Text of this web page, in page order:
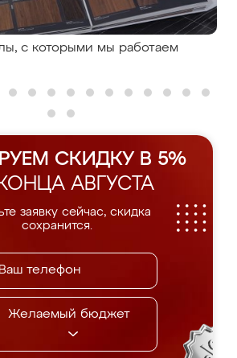
с которыми мы работаем
СКИДКУ В 5%
АВГУСТА
заявку сейчас, скидка
сохранится.
Желаемый бюджет